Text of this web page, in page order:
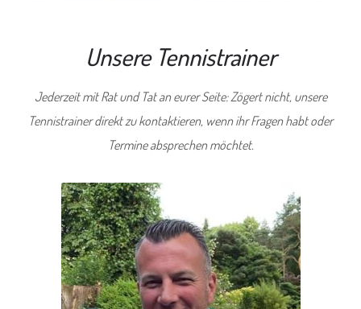
Unsere Tennistrainer
Jederzeit mit Rat und Tat an eurer Seite: Zögert nicht, unsere
Tennistrainer direkt zu kontaktieren, wenn ihr Fragen habt oder
Termine absprechen möchtet.